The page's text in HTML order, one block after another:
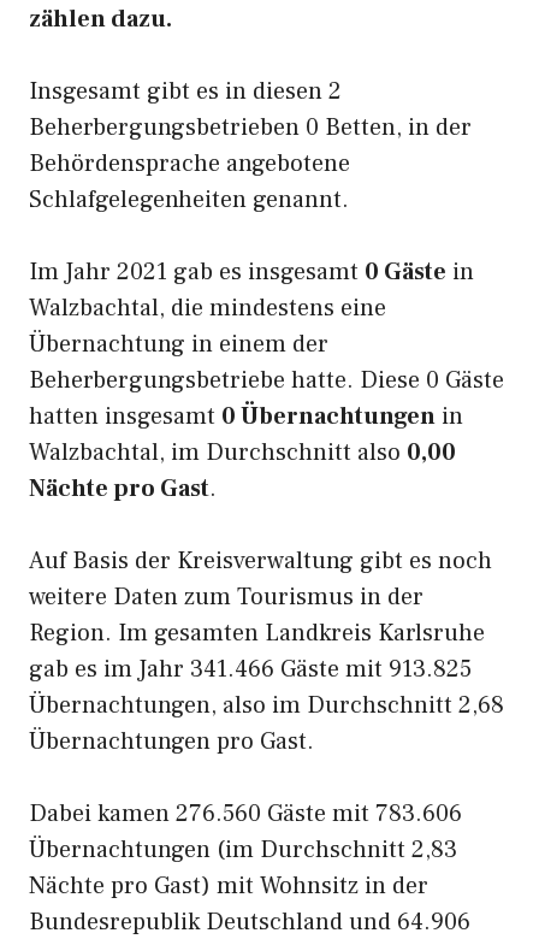
zählen dazu.
Insgesamt gibt es in diesen 2
Beherbergungsbetrieben 0 Betten, in der
Behördensprache angebotene
Schlafgelegenheiten genannt.
Im Jahr 2021 gab es insgesamt 0 Gäste in
Walzbachtal, die mindestens eine
Übernachtung in einem der
Beherbergungsbetriebe hatte. Diese 0 Gäste
hatten insgesamt 0 Übernachtungen in
Walzbachtal, im Durchschnitt also 0,00
Nächte pro Gast.
Auf Basis der Kreisverwaltung gibt es noch
weitere Daten zum Tourismus in der
Region. Im gesamten Landkreis Karlsruhe
gab es im Jahr 341.466 Gäste mit 913.825
Übernachtungen, also im Durchschnitt 2,68
Übernachtungen pro Gast.
Dabei kamen 276.560 Gäste mit 783.606
Übernachtungen (im Durchschnitt 2,83
Nächte pro Gast) mit Wohnsitz in der
Bundesrepublik Deutschland und 64.906